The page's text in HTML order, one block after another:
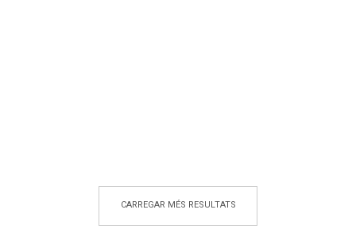
CARREGAR MÉS RESULTATS